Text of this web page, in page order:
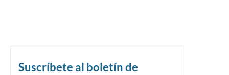
Suscríbete al boletín de